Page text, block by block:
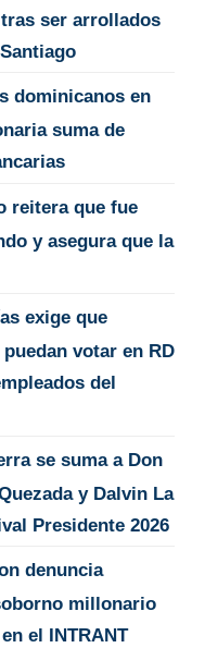
ser arrollados
dominicanos en
suma de
reitera que fue
y asegura que la
exige que
votar en RD
del
se suma a Don
y Dalvin La
Presidente 2026
denuncia
millonario
el INTRANT